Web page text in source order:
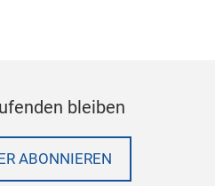
bleiben
ABONNIEREN